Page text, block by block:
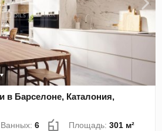
в Барселоне, Каталония,
Ванных:6 Площадь:301 м²